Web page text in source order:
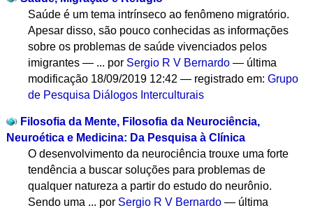
Saúde é um tema intrínseco ao fenômeno migratório.
Apesar disso, são pouco conhecidas as informações
sobre os problemas de saúde vivenciados pelos
imigrantes — ... por Sergio R V Bernardo — última
modificação 18/09/2019 12:42— registrado em:Grupo
de Pesquisa Diálogos Interculturais
Filosofia da Mente, Filosofia da Neurociência,
Neuroética e Medicina: Da Pesquisa à Clínica
O desenvolvimento da neurociência trouxe uma forte
tendência a buscar soluções para problemas de
qualquer natureza a partir do estudo do neurônio.
Sendo uma ... por Sergio R V Bernardo — última